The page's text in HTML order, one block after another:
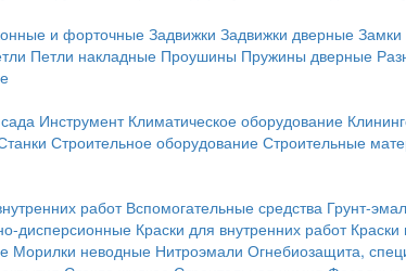
и форточныеЗадвижки Задвижки дверные Замки
Петли накладные Проушины Пружины дверные
Инструмент Климатическое оборудование
Строительное оборудование Строительные
работ Вспомогательные средства Грунт-
дисперсионные Краски для внутренних работ
Морилки неводные Нитроэмали Огнебиозащита,